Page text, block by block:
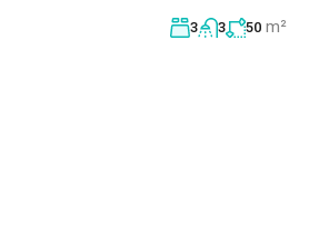
3 3 50 m²